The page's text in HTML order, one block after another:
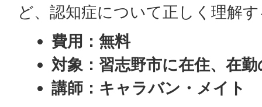
ど、認知症について正しく理解
費用：無料
対象：習志野市に在住、在勤
講師：キャラバン・メイト